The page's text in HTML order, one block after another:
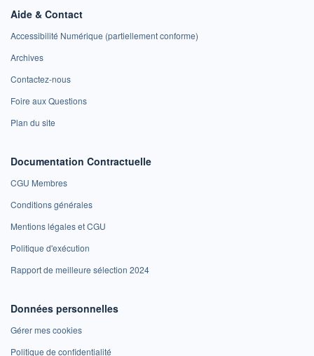
Aide & Contact
Accessibilité Numérique (partiellement conforme)
Archives
Contactez-nous
Foire aux Questions
Plan du site
Documentation Contractuelle
CGU Membres
Conditions générales
Mentions légales et CGU
Politique d'exécution
Rapport de meilleure sélection 2024
Données personnelles
Gérer mes cookies
Politique de confidentialité